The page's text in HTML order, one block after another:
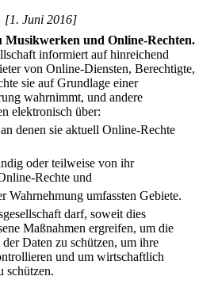
[1. Juni 2016]
Musikwerken und Online-Rechten.
informiert auf hinreichend
von Online-Diensten, Berechtigte,
sie auf Grundlage einer
wahrnimmt, und andere
elektronisch über:
denen sie aktuell Online-Rechte
oder teilweise von ihr
Rechte und
Wahrnehmung umfassten Gebiete.
darf, soweit dies
Maßnahmen ergreifen, um die
Daten zu schützen, um ihre
und um wirtschaftlich
schützen.